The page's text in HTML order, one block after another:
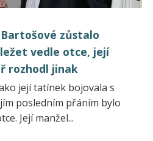
zůstalo
vedle otce, její
rozhodl jinak
její tatínek bojovala s
posledním přáním bylo
Její manžel...